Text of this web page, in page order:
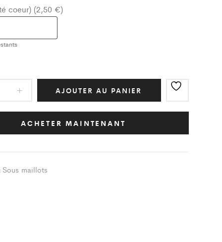
coeur) (2,50 €)
AJOUTER AU PANIER
ACHETER MAINTENANT
Sous maillots